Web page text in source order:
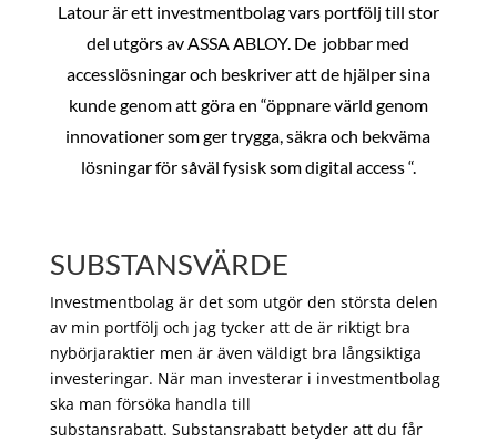
Latour är ett investmentbolag vars portfölj till stor
del utgörs av ASSA ABLOY. De jobbar med
accesslösningar och beskriver att de hjälper sina
kunde genom att göra en “öppnare värld genom
innovationer som ger trygga, säkra och bekväma
lösningar för såväl fysisk som digital access “.
SUBSTANSVÄRDE
Investmentbolag är det som utgör den största delen
av min portfölj och jag tycker att de är riktigt bra
nybörjaraktier men är även väldigt bra långsiktiga
investeringar. När man investerar i investmentbolag
ska man försöka handla till
substansrabatt. Substansrabatt betyder att du får